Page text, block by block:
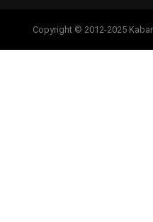
Copyright © 2012-2025